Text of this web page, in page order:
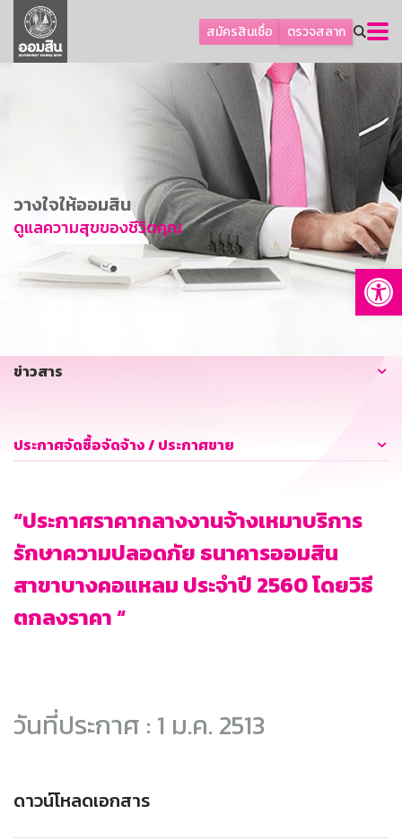
สมัครสินเชื่อ ตรวจสลาก
ลูกค้าธุรกิจ
ลูกค้าผู้ประกอบรายย่อย
การพัฒนาที่ยั่งยืน
ข่าวสาร
บริการทางการเงิน
อื่นๆ
วางใจให้ออมสิน
ดูแลความสุขของชีวิตคุณ
ข่าวสาร
ประกาศจัดซื้อจัดจ้าง / ประกาศขาย
“ประกาศราคากลางงานจ้างเหมาบริการ
รักษาความปลอดภัย ธนาคารออมสิน
สาขาบางคอแหลม ประจำปี 2560 โดยวิธี
ตกลงราคา “
วันที่ประกาศ : 1 ม.ค. 2513
ดาวน์โหลดเอกสาร